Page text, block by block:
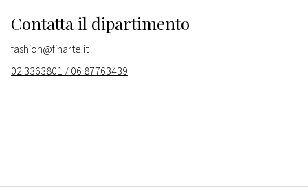
Contatta il dipartimento
fashion@finarte.it
02 3363801 / 06 87763439